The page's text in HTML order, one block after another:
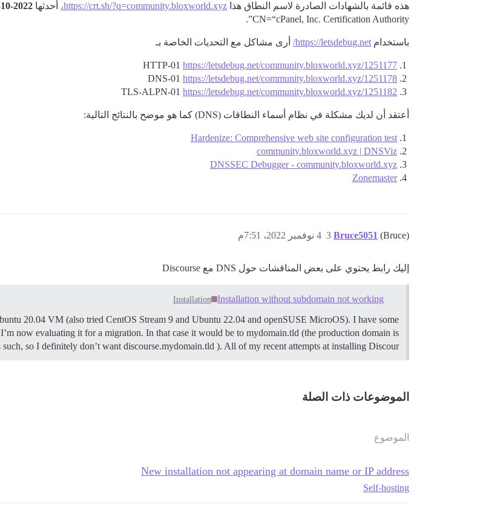
هذه قائمة بالشهادات الصادرة لاسم النطاق هذا https://crt.sh/?q=community.bloxworld.xyz، أحدثها 2022-10-15
CN=“cPanel, Inc. Certification Authority”.
باستخدام https://letsdebug.net/ أرى مشاكل مع التحديات الخاصة بـ
HTTP-01 https://letsdebug.net/community.bloxworld.xyz/1251177
DNS-01 https://letsdebug.net/community.bloxworld.xyz/1251178
TLS-ALPN-01 https://letsdebug.net/community.bloxworld.xyz/1251182
أعتقد أن لديك مشكلة في نظام أسماء النطاقات (DNS) كما هو موضح بالنتائج التالية:
Hardenize: Comprehensive web site configuration test
community.bloxworld.xyz | DNSViz
DNSSEC Debugger - community.bloxworld.xyz
Zonemaster
Bruce5051 (Bruce) 4 نوفمبر 2022، 7:51م 3
إليك رابط يحتوي على بعض المناقشات حول DNS مع Discourse
Installation without subdomain not working
Installation
20.04 VM (also tried CentOS Stream 9 and Ubuntu 22.04 and openSUSE MicroOS). I have some
now evaluating it for a migration. In that case it would be to mydomain.tld (the production domain is
so I definitely don’t want discourse.mydomain.tld ). All of my recent attempts at installing Discour…
الموضوعات ذات الصلة
الموضوع
New installation not appearing at domain name or IP address
Self-hosting